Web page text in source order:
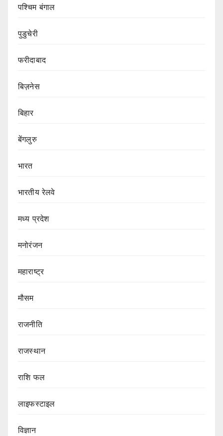
पश्चिम बंगाल
पुडुचेरी
फरीदाबाद
बिज़नेस
बिहार
बेंगलुरु
भारत
भारतीय रेलवे
मध्य प्रदेश
मनोरंजन
महाराष्ट्र
मौसम
राजनीति
राजस्थान
राशि फल
लाइफस्टाइल
विज्ञान